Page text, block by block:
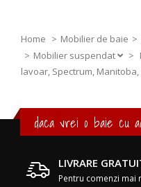
Home Mobilier de baie
Mobilier suspendat
>
lavoar, Spectrum, Manitoba,
daca vrei o baie cu
LIVRARE
Pentru comenzi mai